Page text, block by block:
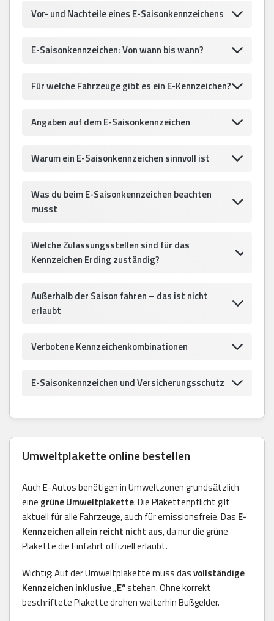
Vor- und Nachteile eines E-Saisonkennzeichens
E-Saisonkennzeichen: Von wann bis wann?
Für welche Fahrzeuge gibt es ein E-Kennzeichen?
Angaben auf dem E-Saisonkennzeichen
Warum ein E-Saisonkennzeichen sinnvoll ist
Was du beim E-Saisonkennzeichen beachten
musst
Welche Zulassungsstellen sind für das
Kennzeichen Erding zuständig?
Außerhalb der Saison fahren – das ist nicht
erlaubt
Verbotene Kennzeichenkombinationen
E-Saisonkennzeichen und Versicherungsschutz
Umweltplakette online bestellen
Auch E-Autos benötigen in Umweltzonen grundsätzlich
eine grüne Umweltplakette. Die Plakettenpflicht gilt
aktuell für alle Fahrzeuge, auch für emissionsfreie. Das E-
Kennzeichen allein reicht nicht aus, da nur die grüne
Plakette die Einfahrt offiziell erlaubt.
Wichtig: Auf der Umweltplakette muss dasvollständige
Kennzeichen inklusive „E“stehen. Ohne korrekt
beschriftete Plakette drohen weiterhin Bußgelder.